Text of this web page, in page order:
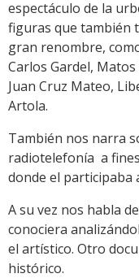
espectáculo de la
figuras que también
gran renombre,
Carlos Gardel,
Juan Cruz Mateo,
Artola.
También nos narra
radiotelefonía a
donde el participaba
A su vez nos habla
conociera
el artístico. Otro
histórico.